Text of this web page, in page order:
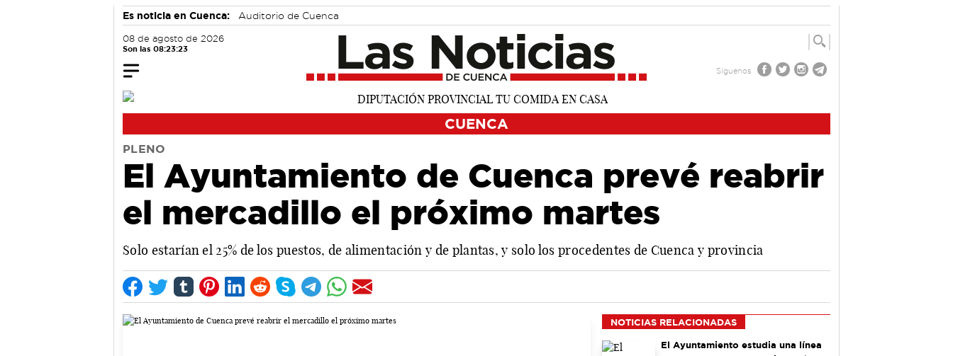
Es noticia en Cuenca: Auditorio de Cuenca
08 de agosto de 2026
Son las 08:23:24
Síguenos
CUENCA
PLENO
El Ayuntamiento de Cuenca prevé reabrir
el mercadillo el próximo martes
Solo estarían el 25% de los puestos, de alimentación y de plantas, y solo los procedentes de Cuenca y provincia
NOTICIAS RELACIONADAS
El Ayuntamiento estudia una línea